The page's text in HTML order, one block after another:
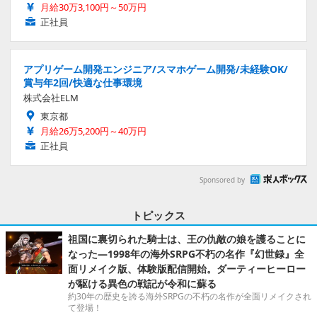
月給30万3,100円～50万円
正社員
アプリゲーム開発エンジニア/スマホゲーム開発/未経験OK/
賞与年2回/快適な仕事環境
株式会社ELM
東京都
月給26万5,200円～40万円
正社員
Sponsored by
トピックス
祖国に裏切られた騎士は、王の仇敵の娘を護ることに
なった―1998年の海外SRPG不朽の名作『幻世録』全
面リメイク版、体験版配信開始。ダーティーヒーロー
が駆ける異色の戦記が令和に蘇る
約30年の歴史を誇る海外SRPGの不朽の名作が全面リメイクされ
て登場！